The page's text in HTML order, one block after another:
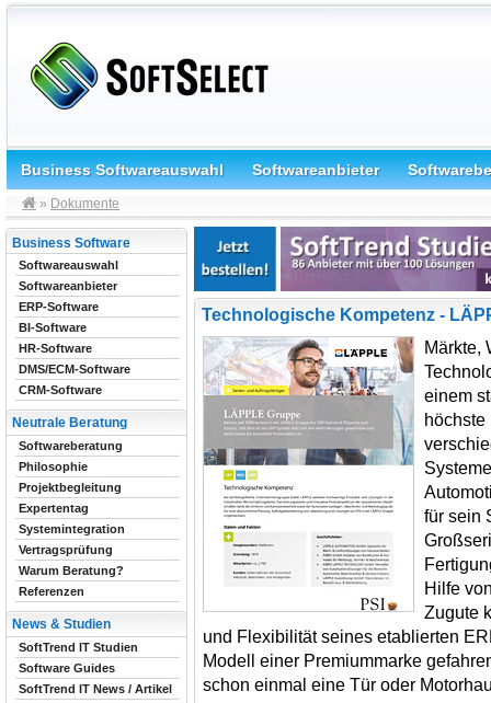
Business Softwareauswahl Softwareanbieter
» Dokumente
Technologische Kompetenz -
Märkte,
einem
für sein
Hilfe
Zugute
und Flexibilität seines etablierten
Modell einer Premiummarke
schon einmal eine Tür oder
Business Software
Softwareauswahl
Softwareanbieter
ERP-Software
BI-Software
HR-Software
DMS/ECM-Software
CRM-Software
Neutrale Beratung
Softwareberatung
Philosophie
Projektbegleitung
Expertentag
Systemintegration
Vertragsprüfung
Warum Beratung?
Referenzen
News & Studien
SoftTrend IT Studien
Software Guides
SoftTrend IT News / Artikel